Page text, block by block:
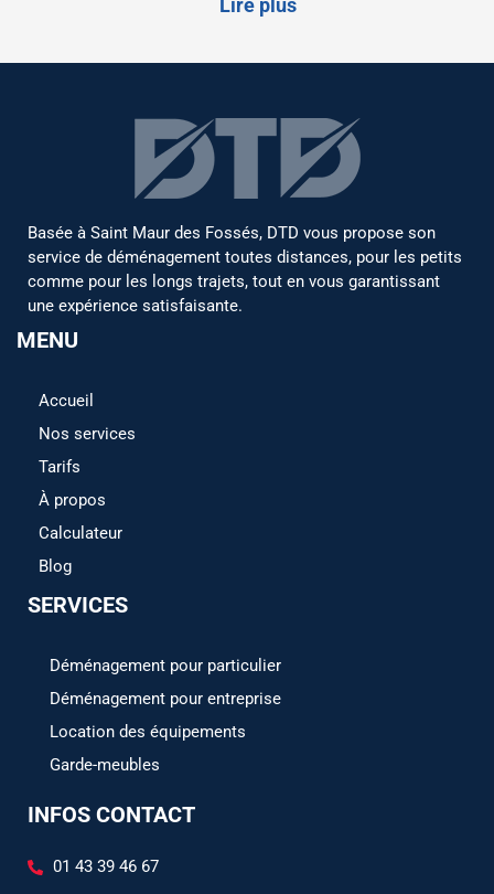
Lire plus
Basée à Saint Maur des Fossés, DTD vous propose son
service de déménagement toutes distances, pour les petits
comme pour les longs trajets, tout en vous garantissant
une expérience satisfaisante.
MENU
Accueil
Nos services
Tarifs
À propos
Calculateur
Blog
SERVICES
Déménagement pour particulier
Déménagement pour entreprise
Location des équipements
Garde-meubles
INFOS CONTACT
01 43 39 46 67